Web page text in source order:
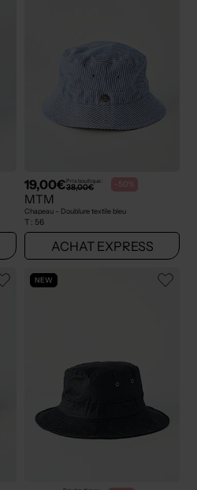
19,00€Prix boutique :
38,00€ -50%
MTM
Chapeau - Doublure textile bleu
T : 56
ACHAT EXPRESS
NEW